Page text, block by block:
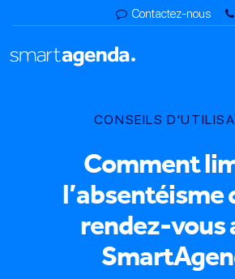
Contactez-nous
CONSEILS
Comment
l’absentéisme
rendez-vous